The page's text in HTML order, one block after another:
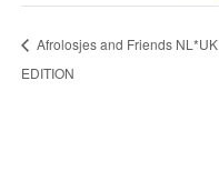
Afrolosjes and Friends NL*UK
EDITION